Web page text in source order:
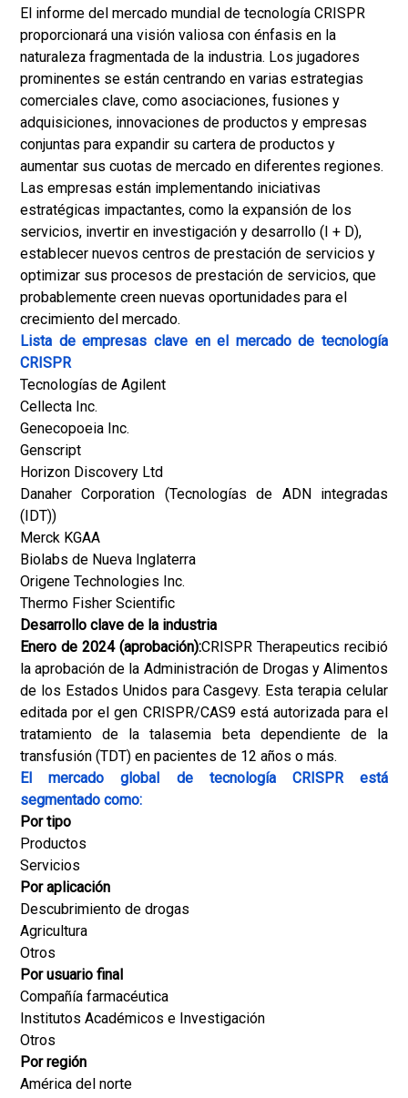
El informe del mercado mundial de tecnología CRISPR
proporcionará una visión valiosa con énfasis en la
naturaleza fragmentada de la industria. Los jugadores
prominentes se están centrando en varias estrategias
comerciales clave, como asociaciones, fusiones y
adquisiciones, innovaciones de productos y empresas
conjuntas para expandir su cartera de productos y
aumentar sus cuotas de mercado en diferentes regiones.
Las empresas están implementando iniciativas
estratégicas impactantes, como la expansión de los
servicios, invertir en investigación y desarrollo (I + D),
establecer nuevos centros de prestación de servicios y
optimizar sus procesos de prestación de servicios, que
probablemente creen nuevas oportunidades para el
crecimiento del mercado.
Lista de empresas clave en el mercado de tecnología
CRISPR
Tecnologías de Agilent
Cellecta Inc.
Genecopoeia Inc.
Genscript
Horizon Discovery Ltd
Danaher Corporation (Tecnologías de ADN integradas
(IDT))
Merck KGAA
Biolabs de Nueva Inglaterra
Origene Technologies Inc.
Thermo Fisher Scientific
Desarrollo clave de la industria
Enero de 2024 (aprobación):CRISPR Therapeutics recibió
la aprobación de la Administración de Drogas y Alimentos
de los Estados Unidos para Casgevy. Esta terapia celular
editada por el gen CRISPR/CAS9 está autorizada para el
tratamiento de la talasemia beta dependiente de la
transfusión (TDT) en pacientes de 12 años o más.
El mercado global de tecnología CRISPR está
segmentado como:
Por tipo
Productos
Servicios
Por aplicación
Descubrimiento de drogas
Agricultura
Otros
Por usuario final
Compañía farmacéutica
Institutos Académicos e Investigación
Otros
Por región
América del norte